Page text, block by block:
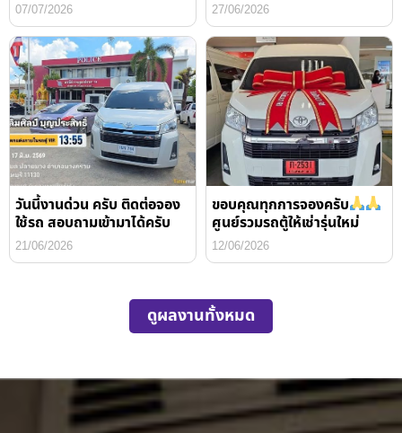
07/07/2026 27/06/2026
วันนี้งานด่วน ครับ ติดต่อจอง
ใช้รถ สอบถามเข้ามาได้ครับ
21/06/2026
ขอบคุณทุกการจองครับ
ศูนย์รวมรถตู้ให้เช่ารุ่นใหม่
12/06/2026
ดูผลงานทั้งหมด